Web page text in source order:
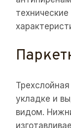
укладке и
видом.